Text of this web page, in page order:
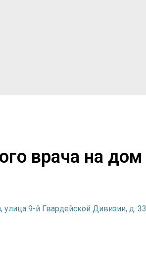
врача на дом
улица 9-й Гвардейской Дивизии, д. 33